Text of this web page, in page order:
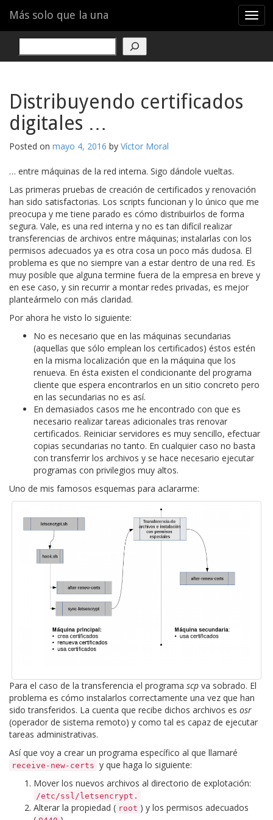
Menu
content
T
o
l
o
n
Más solo que la una
Buscar
Distribuyendo certificados
digitales …
Posted on mayo 4, 2016 by Víctor Moral
… entre máquinas de la red interna. Sigo dándole vueltas.
Las primeras pruebas de creación de certificados y renovación
han sido satisfactorias. Los scripts funcionan y lo único que me
preocupa y me tiene parado es cómo distribuirlos de forma
segura. Vale, es una red interna y no es tan difícil realizar
transferencias de archivos entre máquinas; instalarlas con los
permisos adecuados ya es otra cosa un poco más dudosa. El
problema es que no siempre van a estar dentro de una red. Es
muy posible que alguna termine fuera de la empresa en breve y
en ese caso, y sin recurrir a montar redes privadas, es mejor
planteármelo con más claridad.
Por ahora he visto lo siguiente:
No es necesario que en las máquinas secundarias
(aquellas que sólo emplean los certificados) éstos estén
en la misma localización que en la máquina que los
renueva. En ésta existen el condicionante del programa
cliente que espera encontrarlos en un sitio concreto pero
en las secundarias no es así.
En demasiados casos me he encontrado con que es
necesario realizar tareas adicionales tras renovar
certificados. Reiniciar servidores es muy sencillo, efectuar
copias secundarias no tanto. En cualquier caso no basta
con transferrir los archivos y se hace necesario ejecutar
programas con privilegios muy altos.
Uno de mis famosos esquemas para aclararme:
Para el caso de la transferencia el programa scp va sobrado. El
problema es cómo instalarlos correctamente una vez que han
sido transferidos. La cuenta que recibe dichos archivos es osr
(operador de sistema remoto) y como tal es capaz de ejecutar
tareas administrativas.
Así que voy a crear un programa específico al que llamaré
receive-new-certs y que haga lo siguiente:
Mover los nuevos archivos al directorio de explotación:
/etc/ssl/letsencrypt.
Alterar la propiedad ( root ) y los permisos adecuados